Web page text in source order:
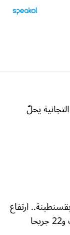
يحلّ
ارتفاع